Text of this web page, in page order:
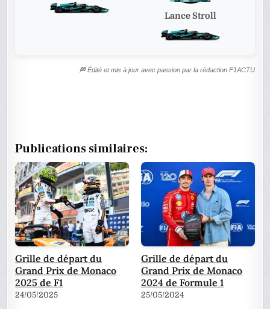
Lance Stroll
🏁 Édité et mis à jour avec passion par la rédaction F1ACTU
Publications similaires:
Grille de départ du
Grand Prix de Monaco
2025 de F1
24/05/2025
Grille de départ du
Grand Prix de Monaco
2024 de Formule 1
25/05/2024